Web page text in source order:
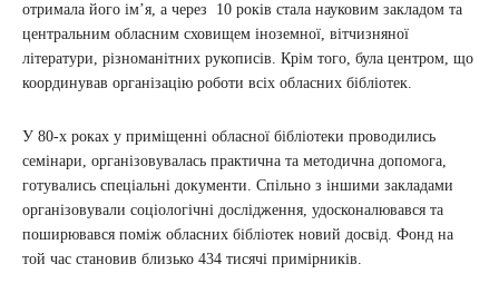
отримала його ім’я, а через 10 років стала науковим закладом та
центральним обласним сховищем іноземної, вітчизняної
літератури, різноманітних рукописів. Крім того, була центром, що
координував організацію роботи всіх обласних бібліотек.
У 80-х роках у приміщенні обласної бібліотеки проводились
семінари, організовувалась практична та методична допомога,
готувались спеціальні документи. Спільно з іншими закладами
організовували соціологічні дослідження, удосконалювався та
поширювався поміж обласних бібліотек новий досвід. Фонд на
той час становив близько 434 тисячі примірників.